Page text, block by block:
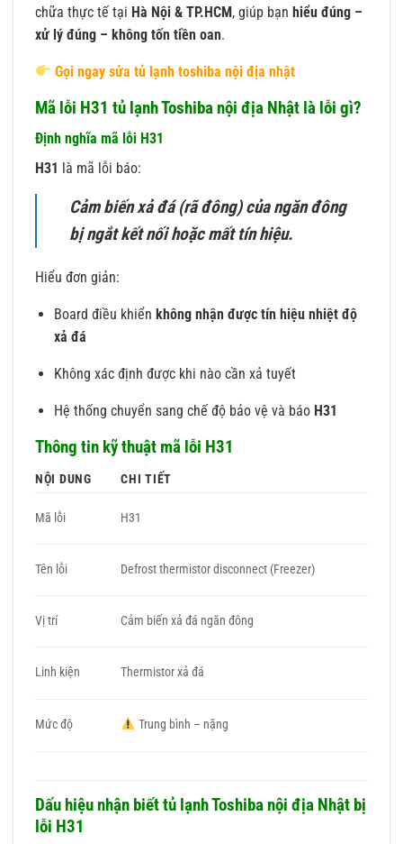
chữa thực tế tại Hà Nội & TP.HCM, giúp bạn hiểu đúng –
xử lý đúng – không tốn tiền oan.
Gọi ngay sửa tủ lạnh toshiba nội địa nhật
Mã lỗi H31 tủ lạnh Toshiba nội địa Nhật là lỗi gì?
Định nghĩa mã lỗi H31
H31
là mã lỗi báo:
Cảm biến xả đá (rã đông) của ngăn đông
bị ngắt kết nối hoặc mất tín hiệu.
Hiểu đơn giản:
Board điều khiển không nhận được tín hiệu nhiệt độ
xả đá
Không xác định được khi nào cần xả tuyết
Hệ thống chuyển sang chế độ bảo vệ và báo H31
Thông tin kỹ thuật mã lỗi H31
NỘI DUNG CHI TIẾT
Mã lỗi H31
Tên lỗi Defrost thermistor disconnect (Freezer)
Vị trí Cảm biến xả đá ngăn đông
Linh kiện Thermistor xả đá
Mức độ Trung bình – nặng
Dấu hiệu nhận biết tủ lạnh Toshiba nội địa Nhật bị
lỗi H31